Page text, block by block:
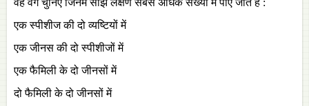
वह वर्ग चुनिए जिनमें साझे लक्षण सबसे अधिक संख्या में पाए जाते हैं :
एक स्पीशीज की दो व्यष्टियों में
एक जीनस की दो स्पीशीजों में
एक फैमिली के दो जीनसों में
दो फैमिली के दो जीनसों में